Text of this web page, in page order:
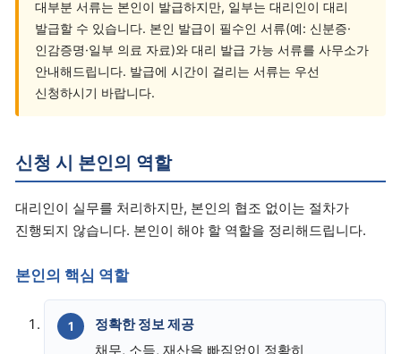
대부분 서류는 본인이 발급하지만, 일부는 대리인이 대리
발급할 수 있습니다. 본인 발급이 필수인 서류(예: 신분증·
인감증명·일부 의료 자료)와 대리 발급 가능 서류를 사무소가
안내해드립니다. 발급에 시간이 걸리는 서류는 우선
신청하시기 바랍니다.
신청 시 본인의 역할
대리인이 실무를 처리하지만, 본인의 협조 없이는 절차가
진행되지 않습니다. 본인이 해야 할 역할을 정리해드립니다.
본인의 핵심 역할
정확한 정보 제공
채무, 소득, 재산을 빠짐없이 정확히